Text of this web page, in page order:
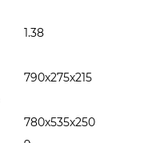
1.38
790х275х215
780х535х250